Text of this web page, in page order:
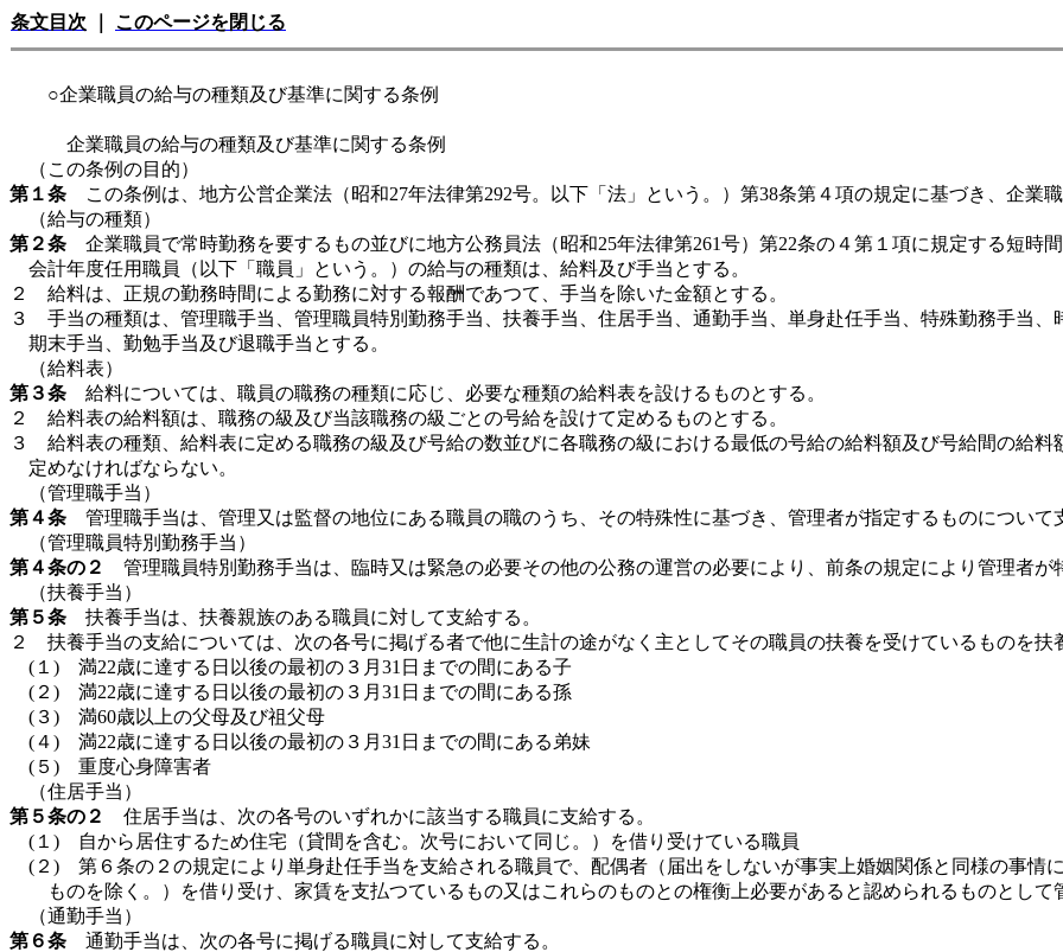
条文目次 このページを閉じる
○企業職員の給与の種類及び基準に関する条例
企業職員の給与の種類及び基準に関する条例
（この条例の目的）
第１条 この条例は、地方公営企業法（昭和27年法律第292号。以下「法」という。）第38条第４項の規定に基づき、企業
（給与の種類）
第２条 企業職員で常時勤務を要するもの並びに地方公務員法（昭和25年法律第261号）第22条の４第１項に規定する短時
会計年度任用職員（以下「職員」という。）の給与の種類は、給料及び手当とする。
２ 給料は、正規の勤務時間による勤務に対する報酬であつて、手当を除いた金額とする。
３ 手当の種類は、管理職手当、管理職員特別勤務手当、扶養手当、住居手当、通勤手当、単身赴任手当、特殊勤務手当
期末手当、勤勉手当及び退職手当とする。
（給料表）
第３条 給料については、職員の職務の種類に応じ、必要な種類の給料表を設けるものとする。
２ 給料表の給料額は、職務の級及び当該職務の級ごとの号給を設けて定めるものとする。
３ 給料表の種類、給料表に定める職務の級及び号給の数並びに各職務の級における最低の号給の給料額及び号給間の給
定めなければならない。
（管理職手当）
第４条 管理職手当は、管理又は監督の地位にある職員の職のうち、その特殊性に基づき、管理者が指定するものについて
（管理職員特別勤務手当）
第４条の２
管理職員特別勤務手当は、臨時又は緊急の必要その他の公務の運営の必要により、前条の規定により管理者
（扶養手当）
第５条 扶養手当は、扶養親族のある職員に対して支給する。
２ 扶養手当の支給については、次の各号に掲げる者で他に生計の途がなく主としてその職員の扶養を受けているものを扶
(１) 満22歳に達する日以後の最初の３月31日までの間にある子
(２) 満22歳に達する日以後の最初の３月31日までの間にある孫
(３) 満60歳以上の父母及び祖父母
(４) 満22歳に達する日以後の最初の３月31日までの間にある弟妹
(５) 重度心身障害者
（住居手当）
第５条の２
住居手当は、次の各号のいずれかに該当する職員に支給する。
(１) 自から居住するため住宅（貸間を含む。次号において同じ。）を借り受けている職員
(２) 第６条の２の規定により単身赴任手当を支給される職員で、配偶者（届出をしないが事実上婚姻関係と同様の事情
ものを除く。）を借り受け、家賃を支払つているもの又はこれらのものとの権衡上必要があると認められるものとして
（通勤手当）
第６条 通勤手当は、次の各号に掲げる職員に対して支給する。